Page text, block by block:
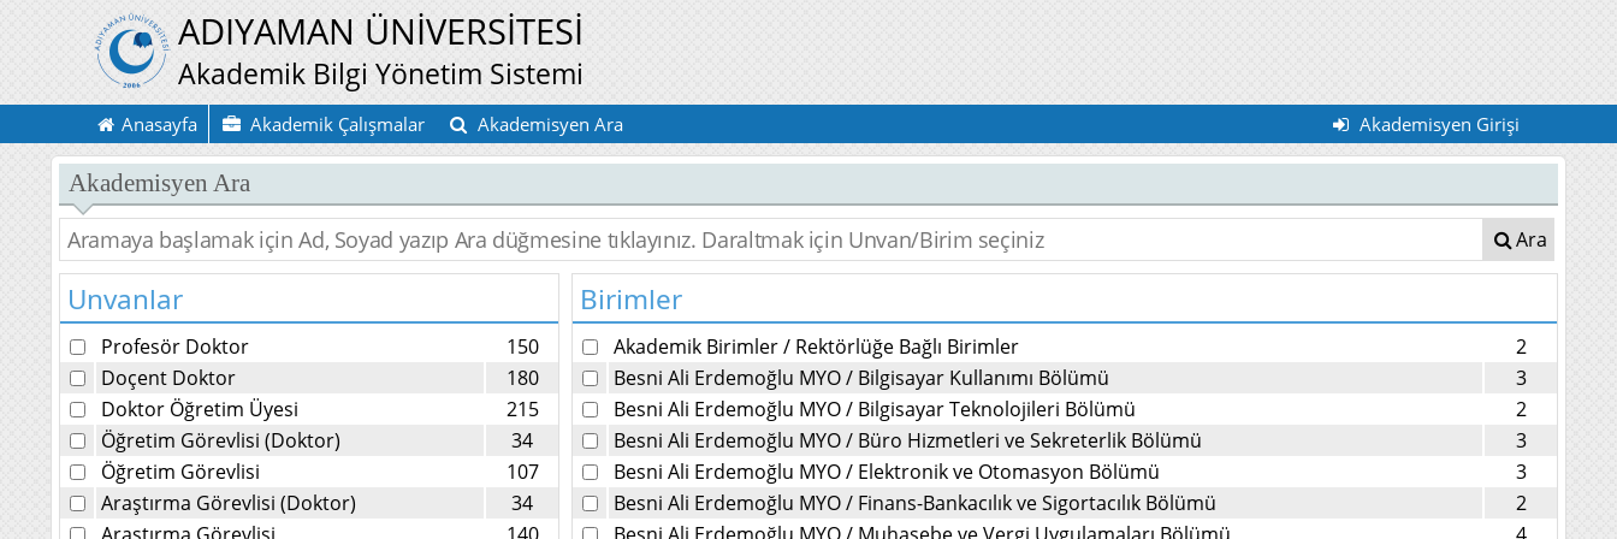
ADIYAMAN ÜNİVERSİTESİ
Akademik Bilgi Yönetim Sistemi
Anasayfa Akademik Çalışmalar Akademisyen Ara Akademisyen Girişi
Akademisyen Ara
Ara
Unvanlar
Profesör Doktor
150
Doçent Doktor
180
Doktor Öğretim Üyesi
215
Öğretim Görevlisi (Doktor)
34
Öğretim Görevlisi
107
Araştırma Görevlisi (Doktor)
34
Birimler
Akademik Birimler/ Rektörlüğe Bağlı Birimler
2
Besni Ali Erdemoğlu MYO/ Bilgisayar Kullanımı Bölümü
3
Besni Ali Erdemoğlu MYO/ Bilgisayar Teknolojileri Bölümü
2
Besni Ali Erdemoğlu MYO/ Büro Hizmetleri ve Sekreterlik Bölümü
3
Besni Ali Erdemoğlu MYO/ Elektronik ve Otomasyon Bölümü
3
Besni Ali Erdemoğlu MYO/ Finans-Bankacılık ve Sigortacılık Bölümü
2